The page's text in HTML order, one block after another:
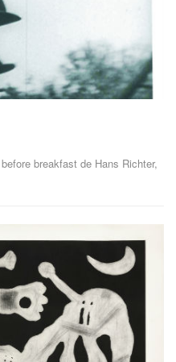
breakfast de Hans Richter,